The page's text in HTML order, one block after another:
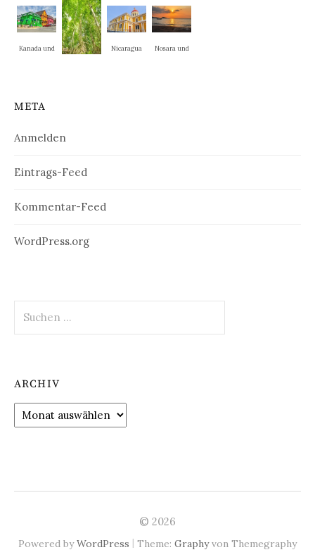
Kanada und
Nicaragua
Nosara und
META
Anmelden
Eintrags-Feed
Kommentar-Feed
WordPress.org
nach:
ARCHIV
Archiv
© 2026
Powered byWordPress | Theme: Graphyvon Themegraphy